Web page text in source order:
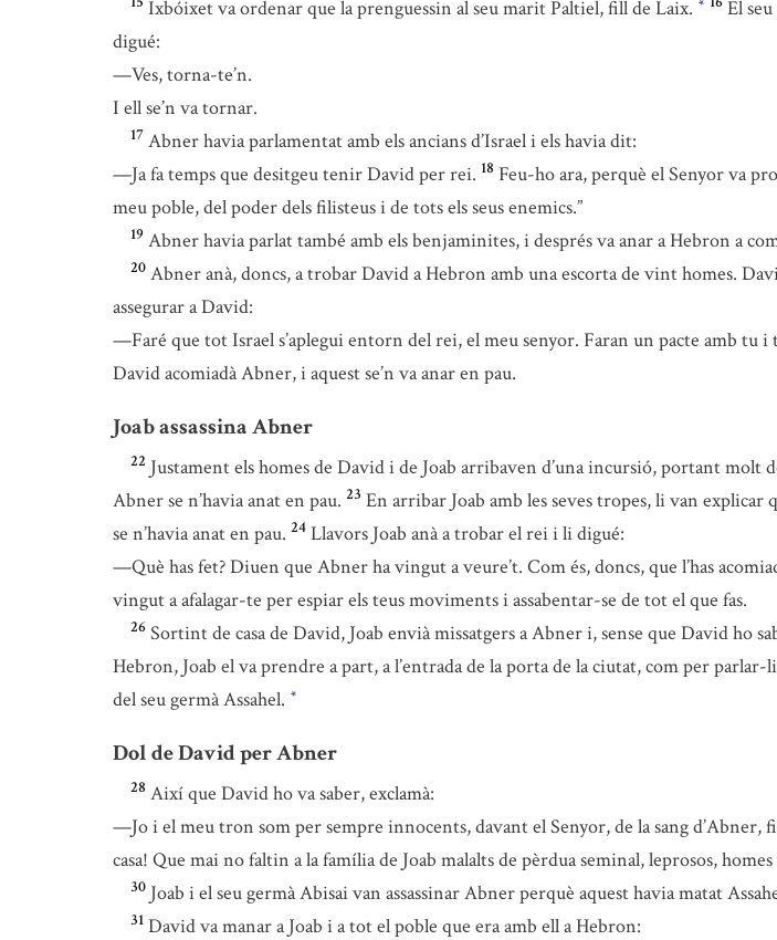
Ixbóixet va ordenar que la prenguessin al seu marit Paltiel, fill de Laix. * El
digué:
—Ves, torna-te’n.
I ell se’n va tornar.
17 Abner havia parlamentat amb els ancians d’Israel i els havia dit:
—Ja fa temps que desitgeu tenir David per rei. 18 Feu-ho ara, perquè el Senyor va
meu poble, del poder dels filisteus i de tots els seus enemics.”
19 Abner havia parlat també amb els benjaminites, i després va anar a Hebron a
20 Abner anà, doncs, a trobar David a Hebron amb una escorta de vint homes.
assegurar a David:
—Faré que tot Israel s’aplegui entorn del rei, el meu senyor. Faran un pacte amb tu i
David acomiadà Abner, i aquest se’n va anar en pau.
Joab assassina Abner
22 Justament els homes de David i de Joab arribaven d’una incursió, portant
Abner se n’havia anat en pau. 23 En arribar Joab amb les seves tropes, li van
se n’havia anat en pau. 24 Llavors Joab anà a trobar el rei i li digué:
—Què has fet? Diuen que Abner ha vingut a veure’t. Com és, doncs, que l’has
vingut a afalagar-te per espiar els teus moviments i assabentar-se de tot el que fas.
26 Sortint de casa de David, Joab envià missatgers a Abner i, sense que David ho
Hebron, Joab el va prendre a part, a l’entrada de la porta de la ciutat, com per
del seu germà Assahel. *
Dol de David per Abner
28 Així que David ho va saber, exclamà:
—Jo i el meu tron som per sempre innocents, davant el Senyor, de la sang d’Abner,
casa! Que mai no faltin a la família de Joab malalts de pèrdua seminal, leprosos,
30 Joab i el seu germà Abisai van assassinar Abner perquè aquest havia matat
31 David va manar a Joab i a tot el poble que era amb ell a Hebron: